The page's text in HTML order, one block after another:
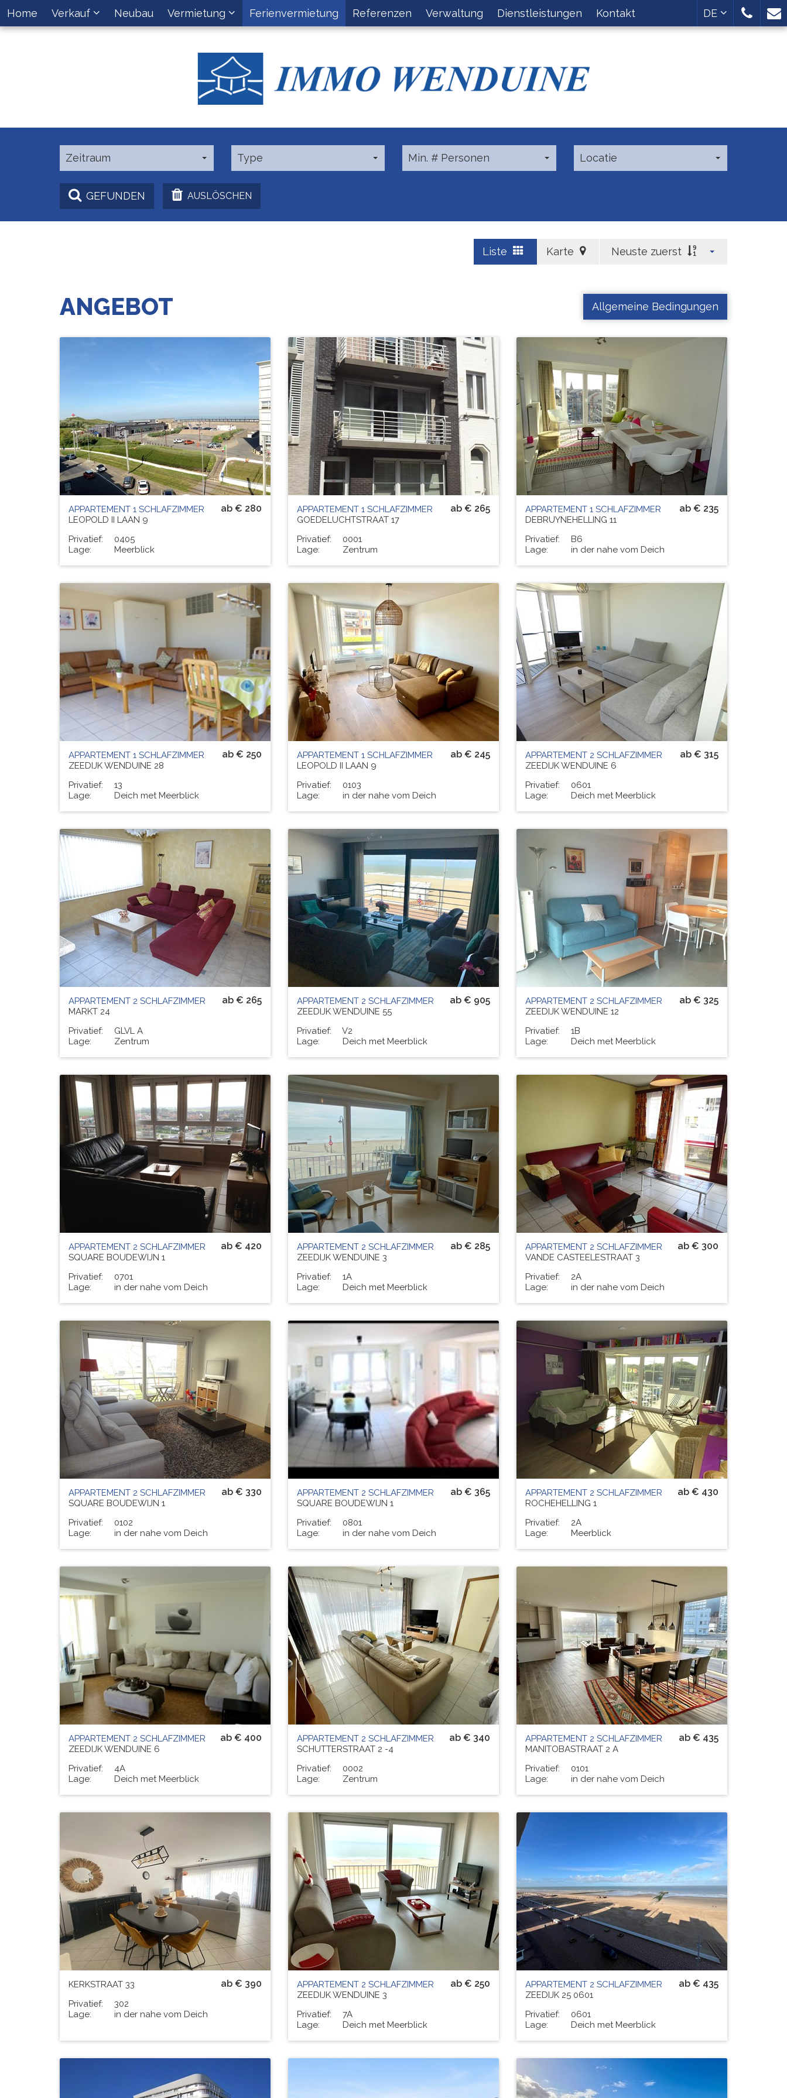
Home Verkauf Neubau Vermietung Ferienvermietung Referenzen Verwaltung Dienstleistungen Kontakt DE
Zeitraum Type Min. # Personen Locatie
GEFUNDEN AUSLÖSCHEN
Liste Karte Neuste zuerst
ANGEBOT Allgemeine Bedingungen
ab € 280
APPARTEMENT 1 SCHLAFZIMMER
LEOPOLD II LAAN 9
Privatief:
0405
Lage:
Meerblick
ROYAL PALACE
# PERS.
4
ab € 265
APPARTEMENT 1 SCHLAFZIMMER
GOEDELUCHTSTRAAT 17
Privatief:
0001
Lage:
Zentrum
ResidenzBYRNE BENNET
# PERS.
4
ab € 235
APPARTEMENT 1 SCHLAFZIMMER
DEBRUYNEHELLING 11
Privatief:
B6
Lage:
in der nahe vom Deich
Residenz
# PERS.
4
ab € 250
APPARTEMENT 1 SCHLAFZIMMER
ZEEDIJK WENDUINE 28
Privatief:
13
Lage:
Deich met Meerblick
ResidenzTENIERS
# PERS.
5
ab € 245
APPARTEMENT 1 SCHLAFZIMMER
LEOPOLD II LAAN 9
Privatief:
0103
Lage:
in der nahe vom Deich
ResidenzROYAL PALACE
# PERS.
4
ab € 315
APPARTEMENT 2 SCHLAFZIMMER
ZEEDIJK WENDUINE 6
Privatief:
0601
Lage:
Deich met Meerblick
Residenz
# PERS.
6
ab € 265
APPARTEMENT 2 SCHLAFZIMMER
MARKT 24
Privatief:
GLVL A
Lage:
Zentrum
ResidenzVERTINGA
# PERS.
6
ab € 905
APPARTEMENT 2 SCHLAFZIMMER
ZEEDIJK WENDUINE 55
Privatief:
V2
Lage:
Deich met Meerblick
ResidenzLES BRUYERES
# PERS.
5
ab € 325
APPARTEMENT 2 SCHLAFZIMMER
ZEEDIJK WENDUINE 12
Privatief:
1B
Lage:
Deich met Meerblick
Residenz ESCALE
# PERS.
6
ab € 420
APPARTEMENT 2 SCHLAFZIMMER
SQUARE BOUDEWIJN 1
Privatief:
0701
Lage:
in der nahe vom Deich
ResidenzDE BLEKKAARD
# PERS.
4
ab € 285
APPARTEMENT 2 SCHLAFZIMMER
ZEEDIJK WENDUINE 3
Privatief:
1A
Lage:
Deich met Meerblick
Residenz PAUL-JEAN
# PERS.
5
ab € 300
APPARTEMENT 2 SCHLAFZIMMER
VANDE CASTEELESTRAAT 3
Privatief:
2A
Lage:
in der nahe vom Deich
RUYTINGEN
# PERS.
6
ab € 330
APPARTEMENT 2 SCHLAFZIMMER
SQUARE BOUDEWIJN 1
Privatief:
0102
Lage:
in der nahe vom Deich
Residenz DE BLEKKAARD
# PERS.
5
ab € 365
APPARTEMENT 2 SCHLAFZIMMER
SQUARE BOUDEWIJN 1
Privatief:
0801
Lage:
in der nahe vom Deich
Residenz DE BLEKKAARD
# PERS.
6
ab € 430
APPARTEMENT 2 SCHLAFZIMMER
ROCHEHELLING 1
Privatief:
2A
Lage:
Meerblick
Residenz ROTONDE
# PERS.
6
ab € 400
APPARTEMENT 2 SCHLAFZIMMER
ZEEDIJK WENDUINE 6
Privatief:
4A
Lage:
Deich met Meerblick
Residenz TUILERIE 1
# PERS.
6
ab € 340
APPARTEMENT 2 SCHLAFZIMMER
SCHUTTERSTRAAT 2 -4
Privatief:
0002
Lage:
Zentrum
ResidenzZON EN ZEE
# PERS.
6
ab € 435
APPARTEMENT 2 SCHLAFZIMMER
MANITOBASTRAAT 2 A
Privatief:
0101
Lage:
in der nahe vom Deich
ResidenzZEENEST
# PERS.
6
ab € 390
KERKSTRAAT 33
Privatief:
302
Lage:
in der nahe vom Deich
ResidenzCOSMOPOLITE
# PERS.
4
ab € 250
APPARTEMENT 2 SCHLAFZIMMER
ZEEDIJK WENDUINE 3
Privatief:
7A
Lage:
Deich met Meerblick
ResidenzPAUL-JEAN
# PERS.
4
ab € 435
APPARTEMENT 2 SCHLAFZIMMER
ZEEDIJK 25 0601
Privatief:
0601
Lage:
Deich met Meerblick
ResidenzJEANINE
# PERS.
3